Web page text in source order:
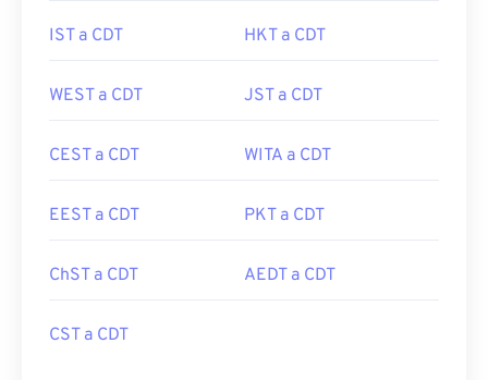
IST a CDT HKT a CDT
WEST a CDT JST a CDT
CEST a CDT WITA a CDT
EEST a CDT PKT a CDT
ChST a CDT AEDT a CDT
CST a CDT